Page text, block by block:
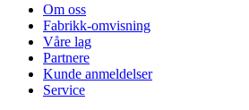
Om oss
Fabrikk-omvisning
Våre lag
Partnere
Kunde anmeldelser
Service